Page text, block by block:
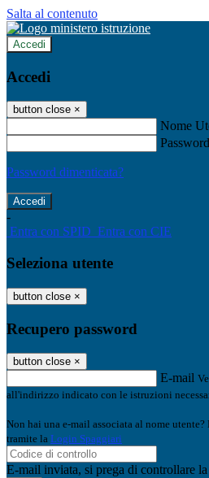
Salta al contenuto
Accedi
Accedi
button close ×
Nome
Password
Password dimenticata?
-
Entra con SPID Entra con CIE
Seleziona utente
button close ×
Recupero password
button close ×
E-mail
all'indirizzo indicato con le istruzioni
Non hai una e-mail associata al nome
tramite la Login Spaggiari
E-mail inviata, si prega di controllare